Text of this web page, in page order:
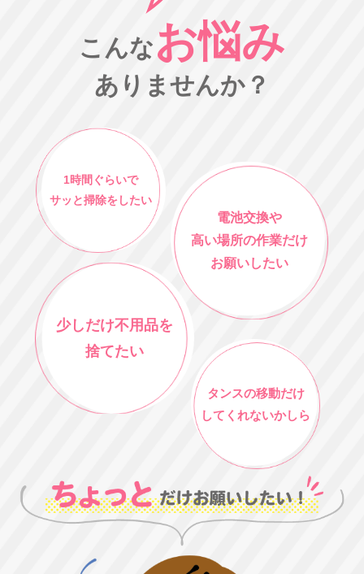
こんなお悩み
ありませんか？
1時間ぐらいで
サッと掃除をしたい
少しだけ不用品を
捨てたい
電池交換や
高い場所の作業だけ
お願いしたい
タンスの移動だけ
してくれないかしら